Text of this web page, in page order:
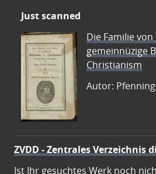
Just scanned
Die Familie
gemeinnüzige
Christianism
Autor:
ZVDD - Zentrales Verzeichnis
Ist Ihr gesuchtes Werk noch